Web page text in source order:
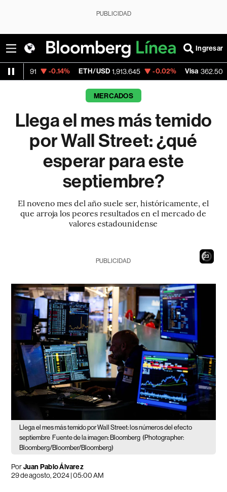
PUBLICIDAD
Ingresar
ETH/USD 1,913.645 -0.02% Visa 362.50 -2.15%
MERCADOS
Llega el mes más temido
por Wall Street: ¿qué
esperar para este
septiembre?
El noveno mes del año suele ser, históricamente, el
que arroja los peores resultados en el mercado de
valores estadounidense
22
PUBLICIDAD
Llega el mes más temido por Wall Street: los números del efecto
septiembre Fuente de la imagen: Bloomberg (Photographer:
Bloomberg/Bloomber/Bloomberg)
PorJuan Pablo Álvarez
29 de agosto, 2024 | 05:00 AM